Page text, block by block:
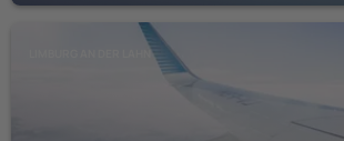
LIMBURG AN DER LAHN